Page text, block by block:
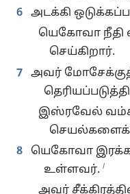
6 அடக்கி
யெகோவா நீதி
செய்கிறார்.
7 அவர்
இஸ்ரவேல்
செயல்களைக்
8 யெகோவா
உள்ளவர். l
அவர்